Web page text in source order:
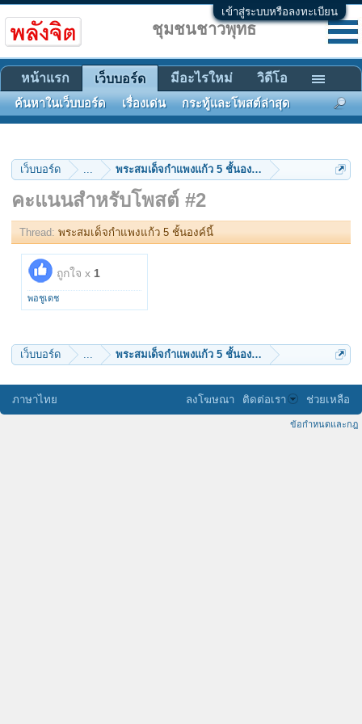
เข้าสู่ระบบหรือลงทะเบียน
เว็บบอร์ด ... พระสมเด็จกำแพงแก้ว 5 ชั้นองค์นี้
คะแนนสำหรับโพสต์ #2
Thread: พระสมเด็จกำแพงแก้ว 5 ชั้นองค์นี้
ถูกใจ x 1
พอชูเดช
เว็บบอร์ด ... พระสมเด็จกำแพงแก้ว 5 ชั้นองค์นี้
ชุมชนชาวพุทธ
หน้าแรก เว็บบอร์ด
ค้นหาในเว็บบอร์ด เรื่องเด่น กระทู้และโพสต์ล่าสุด
มีอะไรใหม่ วิดีโอ
ภาษาไทย ลงโฆษณา ติดต่อเรา ช่วยเหลือ
ข้อกำหนดและกฎ